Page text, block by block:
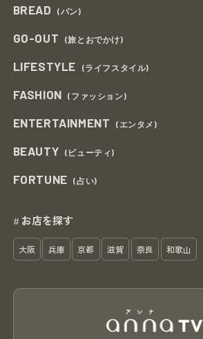
BREAD (パン)
GO-OUT (旅とおでかけ)
LIFESTYLE (ライフスタイル)
FASHION (ファッション)
ENTERTAINMENT (エンタメ)
BEAUTY (ビューティ)
FORTUNE (占い)
# お店を探す
大阪 兵庫 京都 滋賀 奈良 和歌山